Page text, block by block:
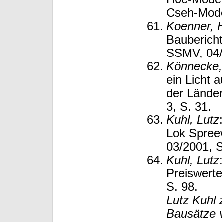
Cseh-
Koenner,
SSMV,
ein Licht
der
3, S. 31.
Kuhl, Lutz
Lok
03/2001,
Kuhl, Lutz
S. 98.
Lutz Kuhl
Bausätze